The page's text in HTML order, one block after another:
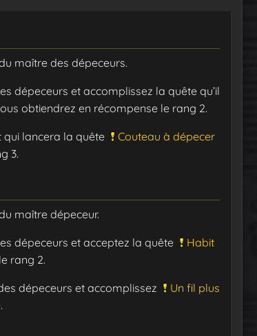
maître des dépeceurs.
dépeceurs et accomplissez la quête qu’il
obtiendrez en récompense le rang 2.
qui lancera la quête
Couteau à dépecer
3.
maître dépeceur.
dépeceurs et acceptez la quête
Habit
rang 2.
dépeceurs et accomplissez
Un fil plus